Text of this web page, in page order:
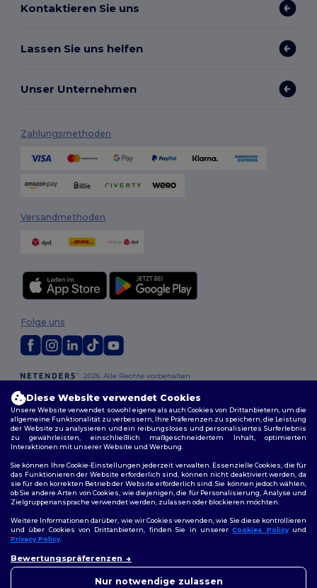
Kontaktieren Sie uns
Lassen Sie uns helfen
Unser Unternehmen
Zahlungsmethoden
Versandmethoden
2026. Alle Rechte vorbehalten
Datenschutzbestimmungen|Cookie-Richtlinie|
Folge uns
Berlin| Hamburg|München | Köln | Frankfurt | Essen | Dortmund|
Stuttgart|Düsseldorf|Bremen
Diese Website verwendet Cookies
Unsere Website verwendet sowohl eigene als auch Cookies von Drittanbietern, um die
allgemeine Funktionalität zu verbessern, Ihre Präferenzen zu speichern, die Leistung
der Website zu analysieren und ein reibungsloses und personalisiertes Surferlebnis
zu gewährleisten, einschließlich maßgeschneidertem Inhalt, optimierten
Interaktionen mit unserer Website und Werbung.
Sie können Ihre Cookie-Einstellungen jederzeit verwalten. Essenzielle Cookies, die für
das Funktionieren der Website erforderlich sind, können nicht deaktiviert werden, da
sie für den korrekten Betrieb der Website erforderlich sind. Sie können jedoch wählen,
ob Sie andere Arten von Cookies, wie diejenigen, die für Personalisierung, Analyse und
Zielgruppenansprache verwendet werden, zulassen oder blockieren möchten.
Weitere Informationen darüber, wie wir Cookies verwenden, wie Sie diese kontrollieren
und über Cookies von Drittanbietern, finden Sie in unsererCookies Policyund
Privacy Policy.
Bewertungspräferenzen
Nur notwendige zulassen
uns jederzeit kontaktieren.